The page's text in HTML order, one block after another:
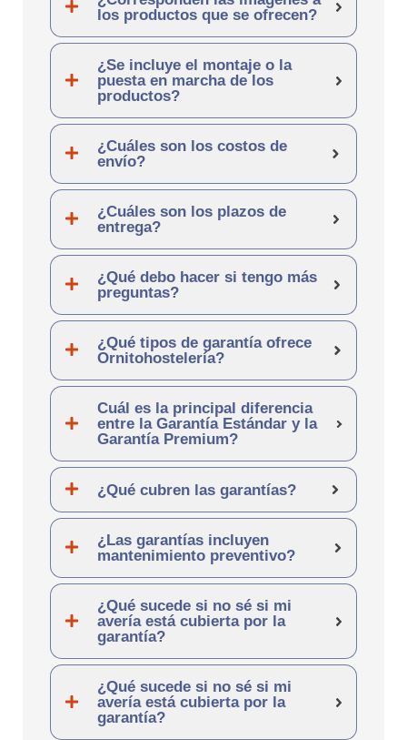
los productos que se ofrecen?
¿Se incluye el montaje o la
puesta en marcha de los
productos?
¿Cuáles son los costos de
envío?
¿Cuáles son los plazos de
entrega?
¿Qué debo hacer si tengo más
preguntas?
¿Qué tipos de garantía ofrece
Ornitohostelería?
Cuál es la principal diferencia
entre la Garantía Estándar y la
Garantía Premium?
¿Qué cubren las garantías?
¿Las garantías incluyen
mantenimiento preventivo?
¿Qué sucede si no sé si mi
avería está cubierta por la
garantía?
¿Qué sucede si no sé si mi
avería está cubierta por la
garantía?